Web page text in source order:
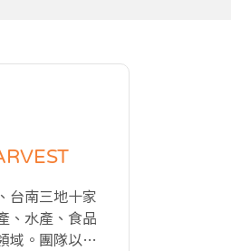
台南三地十家
、水產、食品
域。團隊以